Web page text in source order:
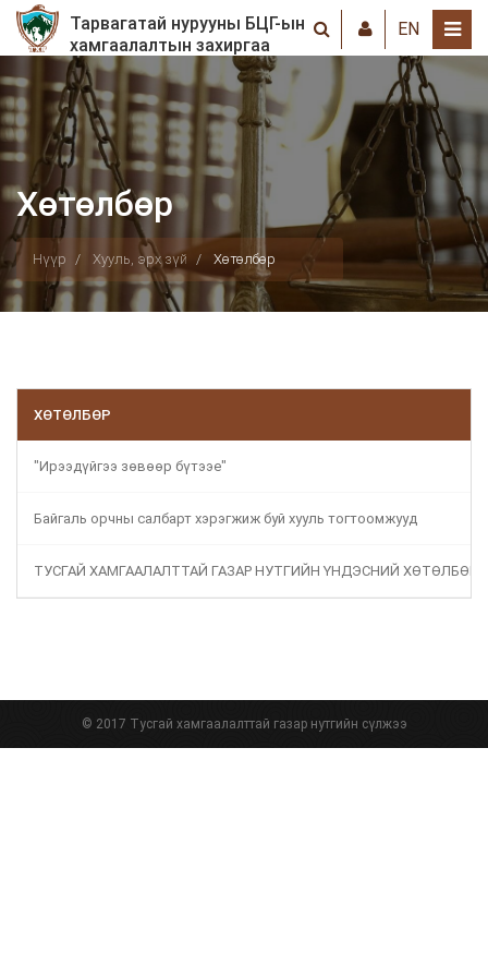
Тарвагатай нурууны БЦГ-ын
хамгаалалтын захиргаа
EN
Хөтөлбөр
Нүүр Хууль, эрх зүй Хөтөлбөр
ХӨТӨЛБӨР
"Ирээдүйгээ зөвөөр бүтээе"
Байгаль орчны салбарт хэрэгжиж буй хууль тогтоомжууд
ТУСГАЙ ХАМГААЛАЛТТАЙ ГАЗАР НУТГИЙН ҮНДЭСНИЙ ХӨТӨЛБӨР
© 2017 Тусгай хамгаалалттай газар нутгийн сүлжээ